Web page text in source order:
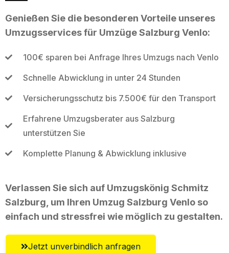
Genießen Sie die besonderen Vorteile unseres
Umzugsservices für Umzüge Salzburg Venlo:
100€ sparen bei Anfrage Ihres Umzugs nach Venlo
Schnelle Abwicklung in unter 24 Stunden
Versicherungsschutz bis 7.500€ für den Transport
Erfahrene Umzugsberater aus Salzburg
unterstützen Sie
Komplette Planung & Abwicklung inklusive
Verlassen Sie sich auf Umzugskönig Schmitz
Salzburg, um Ihren Umzug Salzburg Venlo so
einfach und stressfrei wie möglich zu gestalten.
Jetzt unverbindlich anfragen